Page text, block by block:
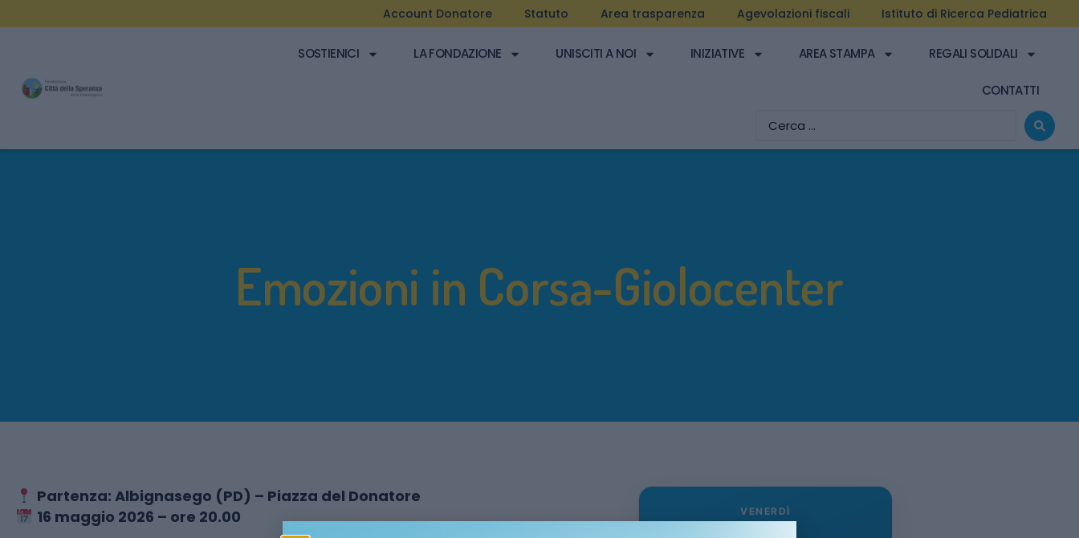
Account Donatore Statuto Area trasparenza Agevolazioni fiscali Istituto di Ricerca Pediatrica
SOSTIENICI LA FONDAZIONE UNISCITI A NOI INIZIATIVE AREA STAMPA REGALI SOLIDALI
CONTATTI
Emozioni in Corsa-Giolocenter
Partenza: Albignasego (PD) – Piazza del Donatore
16 maggio 2026 – ore 20.00
VENERDÌ